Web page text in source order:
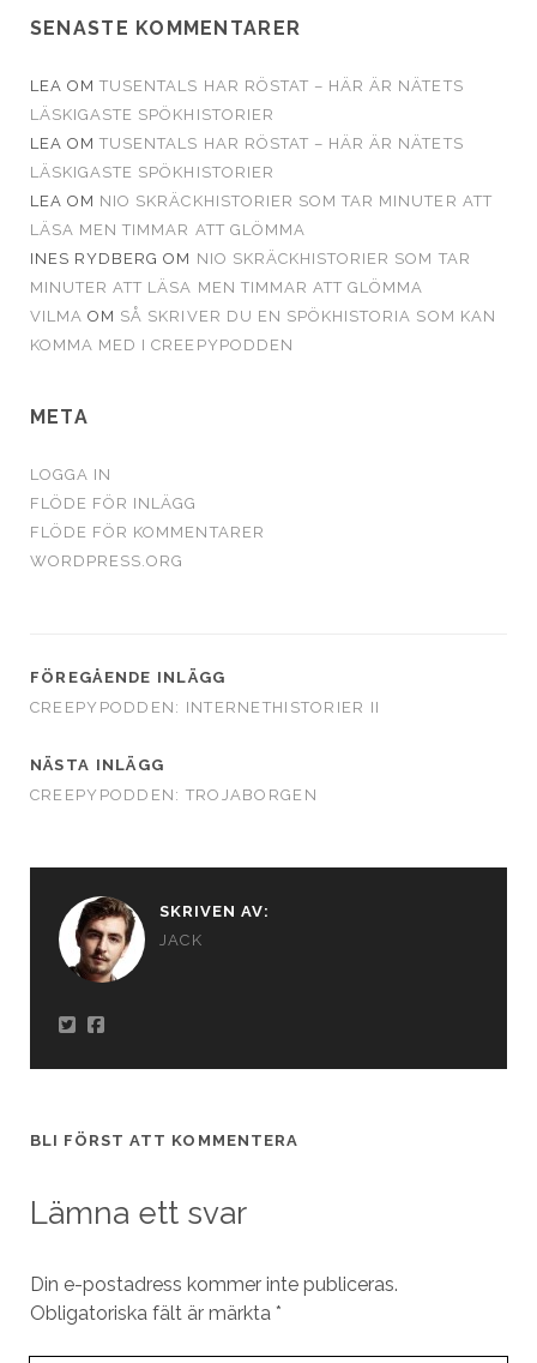
SENASTE KOMMENTARER
LEA OMTUSENTALS HAR RÖSTAT – HÄR ÄR NÄTETS
LÄSKIGASTE SPÖKHISTORIER
LEA OMTUSENTALS HAR RÖSTAT – HÄR ÄR NÄTETS
LÄSKIGASTE SPÖKHISTORIER
LEA OM NIO SKRÄCKHISTORIER SOM TAR MINUTER ATT
LÄSA MEN TIMMAR ATT GLÖMMA
INES RYDBERG OM NIO SKRÄCKHISTORIER SOM TAR
MINUTER ATT LÄSA MEN TIMMAR ATT GLÖMMA
VILMA OM SÅ SKRIVER DU EN SPÖKHISTORIA SOM KAN
KOMMA MED I CREEPYPODDEN
META
LOGGA IN
FLÖDE FÖR INLÄGG
FLÖDE FÖR KOMMENTARER
WORDPRESS.ORG
FÖREGÅENDE INLÄGG
CREEPYPODDEN: INTERNETHISTORIER II
NÄSTA INLÄGG
CREEPYPODDEN: TROJABORGEN
SKRIVEN AV:
JACK
BLI FÖRST ATT KOMMENTERA
Lämna ett svar
Din e-postadress kommer inte publiceras.
Obligatoriska fält är märkta *